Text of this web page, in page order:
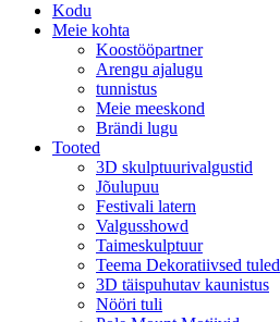
Kodu
Meie kohta
Koostööpartner
Arengu ajalugu
tunnistus
Meie meeskond
Brändi lugu
Tooted
3D skulptuurivalgustid
Jõulupuu
Festivali latern
Valgusshowd
Taimeskulptuur
Teema Dekoratiivsed tuled
3D täispuhutav kaunistus
Nööri tuli